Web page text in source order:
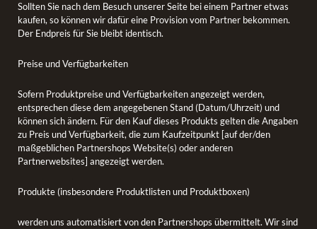
Sollten Sie nach dem Besuch unserer Seite bei einem Partner etwas
kaufen, so können wir dafür eine Provision vom Partner bekommen.
Der Endpreis für Sie bleibt identisch.
Preise und Verfügbarkeiten
Sofern Produktpreise und Verfügbarkeiten angezeigt werden,
entsprechen diese dem angegebenen Stand (Datum/Uhrzeit) und
können sich ändern. Für den Kauf dieses Produkts gelten die Angaben
zu Preis und Verfügbarkeit, die zum Kaufzeitpunkt [auf der/den
maßgeblichen Partnershops Website(s) oder anderen
Partnerwebsites] angezeigt werden.
Produkte (insbesondere Produktlisten und Produktboxen)
werden uns automatisiert von den Partnershops übermittelt. Wir sind